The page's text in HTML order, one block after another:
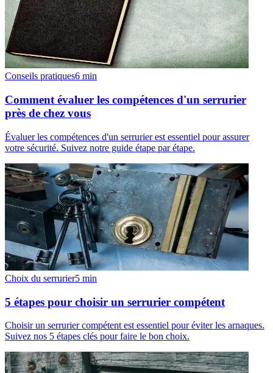
Conseils pratiques6 min
Comment évaluer les compétences d'un serrurier
près de chez vous
Évaluer les compétences d'un serrurier est essentiel pour assurer
votre sécurité. Suivez notre guide étape par étape.
Choix du serrurier5 min
5 étapes pour choisir un serrurier compétent
Choisir un serrurier compétent est essentiel pour éviter les arnaques.
Suivez nos 5 étapes clés pour faire le bon choix.